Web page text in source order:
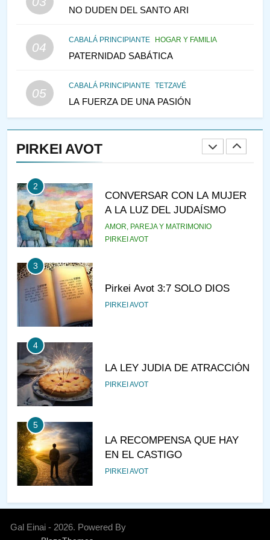
NO DUDEN DEL SANTO ARI
04
CABALÁ PRINCIPIANTE HOGAR Y FAMILIA
PATERNIDAD SABÁTICA
05
CABALÁ PRINCIPIANTE TETZAVÉ
LA FUERZA DE UNA PASIÓN
PIRKEI AVOT
VEAMOS ¿POR QUÉ
IEHOSHÚA? Y LA QUEJA DE
1
RAZI ¿QUIÉN ES SABIO?
2
CONVERSAR CON LA MUJER
A LA LUZ DEL JUDAÍSMO
AMOR, PAREJA Y MATRIMONIO
PIRKEI AVOT
3
Pirkei Avot 3:7 SOLO DIOS
PIRKEI AVOT
4
LA LEY JUDIA DE ATRACCIÓN
PIRKEI AVOT
5
LA RECOMPENSA QUE HAY
EN EL CASTIGO
PIRKEI AVOT
6
¿DE DÓNDE VIENES?
Gal Einai - 2026. Powered By